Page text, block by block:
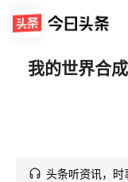
我的世界合
头条听资讯，时